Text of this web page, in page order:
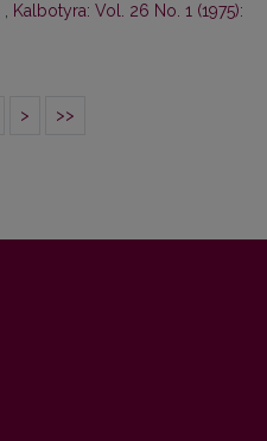
Kalbotyra: Vol. 26 No. 1 (1975):
> >>